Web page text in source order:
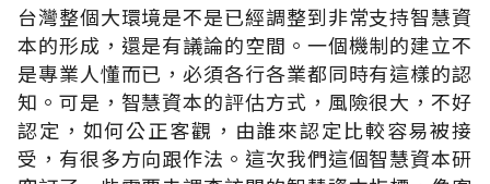
台灣整個大環境是不是已經調整到非常支持智慧資
本的形成，還是有議論的空間。一個機制的建立不
是專業人懂而已，必須各行各業都同時有這樣的認
知。可是，智慧資本的評估方式，風險很大，不好
認定，如何公正客觀，由誰來認定比較容易被接
受，有很多方向跟作法。這次我們這個智慧資本研